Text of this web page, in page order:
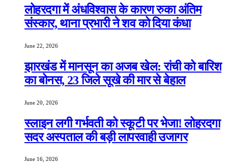
लोहरदगा में अंधविश्वास के कारण रुका अंतिम
संस्कार, थाना प्रभारी ने शव को दिया कंधा
June 22, 2026
झारखंड में मानसून का अजब खेल: रांची को बारिश
का बोनस, 23 जिले सूखे की मार से बेहाल
June 20, 2026
स्लाइन लगी गर्भवती को स्कूटी पर भेजा! लोहरदगा
सदर अस्पताल की बड़ी लापरवाही उजागर
June 16, 2026